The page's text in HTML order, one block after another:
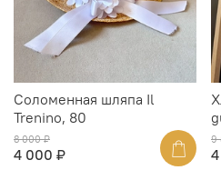
Соломенная шляпа Il
Trenino, 80
8 000 ₽
4 000 ₽
9